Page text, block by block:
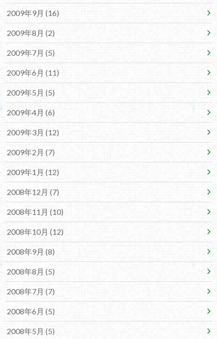
2009年9月 (16)
2009年8月 (2)
2009年7月 (5)
2009年6月 (11)
2009年5月 (5)
2009年4月 (6)
2009年3月 (12)
2009年2月 (7)
2009年1月 (12)
2008年12月 (7)
2008年11月 (10)
2008年10月 (12)
2008年9月 (8)
2008年8月 (5)
2008年7月 (7)
2008年6月 (5)
2008年5月 (5)